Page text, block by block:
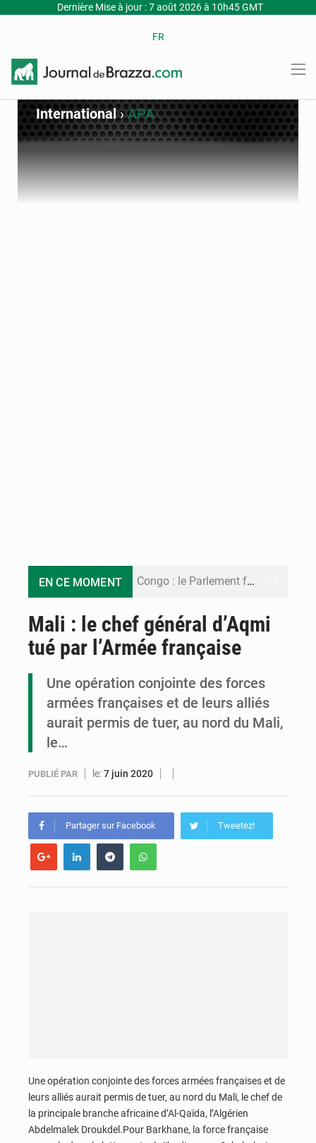
Dernière Mise à jour : 7 août 2026 à 10h45 GMT
FR
International›APA
EN CE MOMENT Congo : le Parlement formule 28 recommandations sur le Cadre budgétaire 2027-2029
Le Congo se dote d’un programme national pour valoriser les produits forestiers non ligneux
Mali : le chef général d’Aqmi
tué par l’Armée française
Une opération conjointe des forces
armées françaises et de leurs alliés
aurait permis de tuer, au nord du Mali,
le…
PUBLIÉ PAR le:7 juin 2020
Partager sur Facebook Tweetez!
Une opération conjointe des forces armées françaises et de
leurs alliés aurait permis de tuer, au nord du Mali, le chef de
la principale branche africaine d’Al-Qaïda, l’Algérien
Abdelmalek Droukdel.Pour Barkhane, la force française